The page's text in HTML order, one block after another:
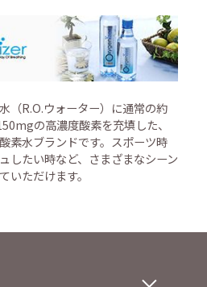
（R.O.ウォーター）に通常の約
の高濃度酸素を充填した、
素水ブランドです。スポーツ時
したい時など、さまざまなシーン
いただけます。